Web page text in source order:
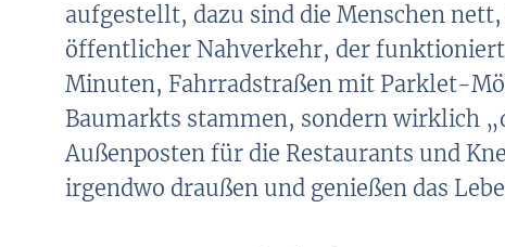
aufgestellt, dazu sind die Menschen
öffentlicher Nahverkehr, der
Minuten, Fahrradstraßen mit Parklet-
Baumarkts stammen, sondern wirklich
Außenposten für die Restaurants und
irgendwo draußen und genießen das